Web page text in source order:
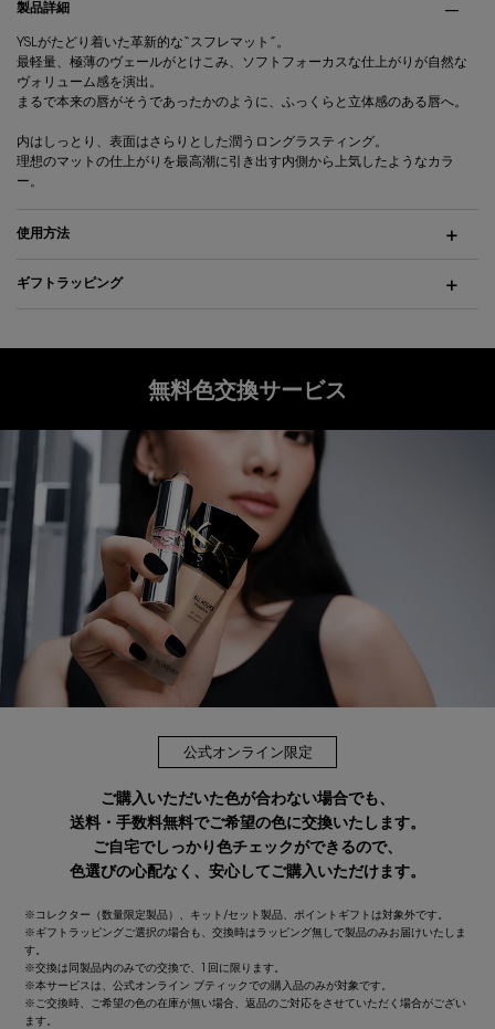
製品詳細
YSLがたどり着いた革新的な“スフレマット”。
最軽量、極薄のヴェールがとけこみ、ソフトフォーカスな仕上がりが自然な
ヴォリューム感を演出。
まるで本来の唇がそうであったかのように、ふっくらと立体感のある唇へ。
内はしっとり、表面はさらりとした潤うロングラスティング。
理想のマットの仕上がりを最高潮に引き出す内側から上気したようなカラ
ー。
使用方法
ギフトラッピング
無料色交換サービス
公式オンライン限定
ご購入いただいた色が合わない場合でも、
送料・手数料無料でご希望の色に交換いたします。
ご自宅でしっかり色チェックができるので、
色選びの心配なく、安心してご購入いただけます。
※コレクター（数量限定製品）、キット/セット製品、ポイントギフトは対象外です。
※ギフトラッピングご選択の場合も、交換時はラッピング無しで製品のみお届けいたしま
す。
※交換は同製品内のみでの交換で、1回に限ります。
※本サービスは、公式オンライン ブティックでの購入品のみが対象です。
※ご交換時、ご希望の色の在庫が無い場合、返品のご対応をさせていただく場合がござい
ます。